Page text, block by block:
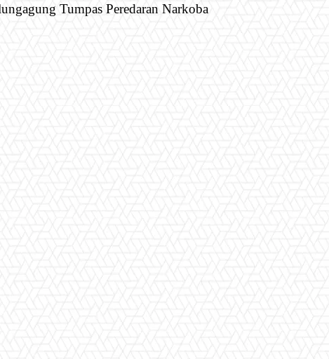
Tumpas Peredaran Narkoba